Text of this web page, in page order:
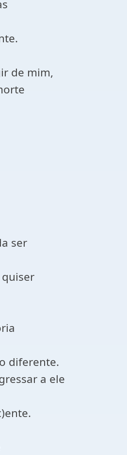
de mim,
ser
diferente.
a ele